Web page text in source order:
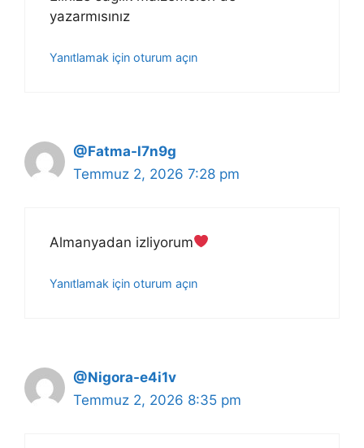
yazarmısınız
Yanıtlamak için oturum açın
@Fatma-l7n9g
Temmuz 2, 2026 7:28 pm
Almanyadan izliyorum
Yanıtlamak için oturum açın
@Nigora-e4i1v
Temmuz 2, 2026 8:35 pm